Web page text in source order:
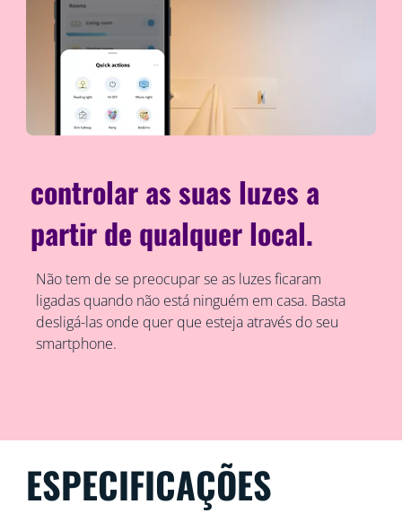
controlar as suas luzes a
partir de qualquer local.
Não tem de se preocupar se as luzes ficaram
ligadas quando não está ninguém em casa. Basta
desligá-las onde quer que esteja através do seu
smartphone.
ESPECIFICAÇÕES